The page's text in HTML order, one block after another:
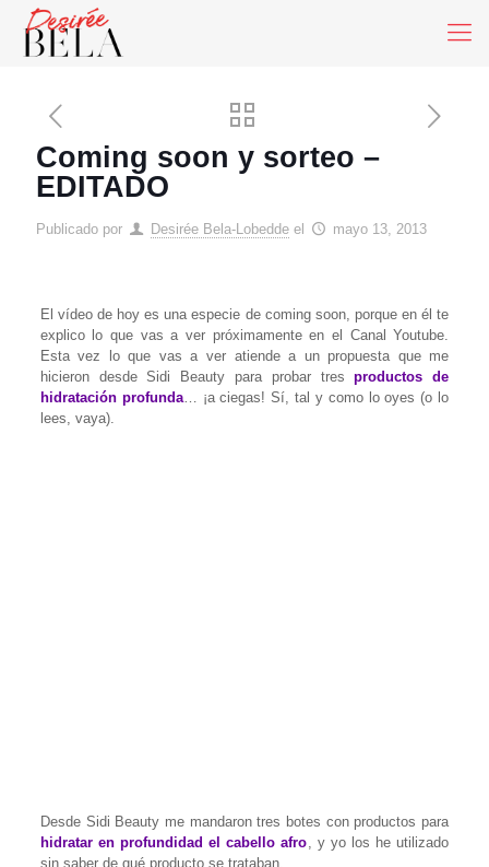
Coming soon y sorteo –
EDITADO
Publicado por Desirée Bela-Lobedde el mayo 13, 2013
El vídeo de hoy es una especie de coming soon, porque en él te
explico lo que vas a ver próximamente en el Canal Youtube.
Esta vez lo que vas a ver atiende a un propuesta que me
hicieron desde Sidi Beauty para probar tresproductos de
hidratación profunda… ¡a ciegas! Sí, tal y como lo oyes (o lo
lees, vaya).
Desde Sidi Beauty me mandaron tres botes con productos para
hidratar en profundidad el cabello afro, y yo los he utilizado
sin saber de qué producto se trataban.